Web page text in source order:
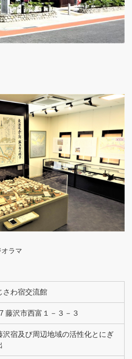
ラマ
さわ宿交流館
藤沢市西富１－３－３
沢宿及び周辺地域の活性化とにぎ